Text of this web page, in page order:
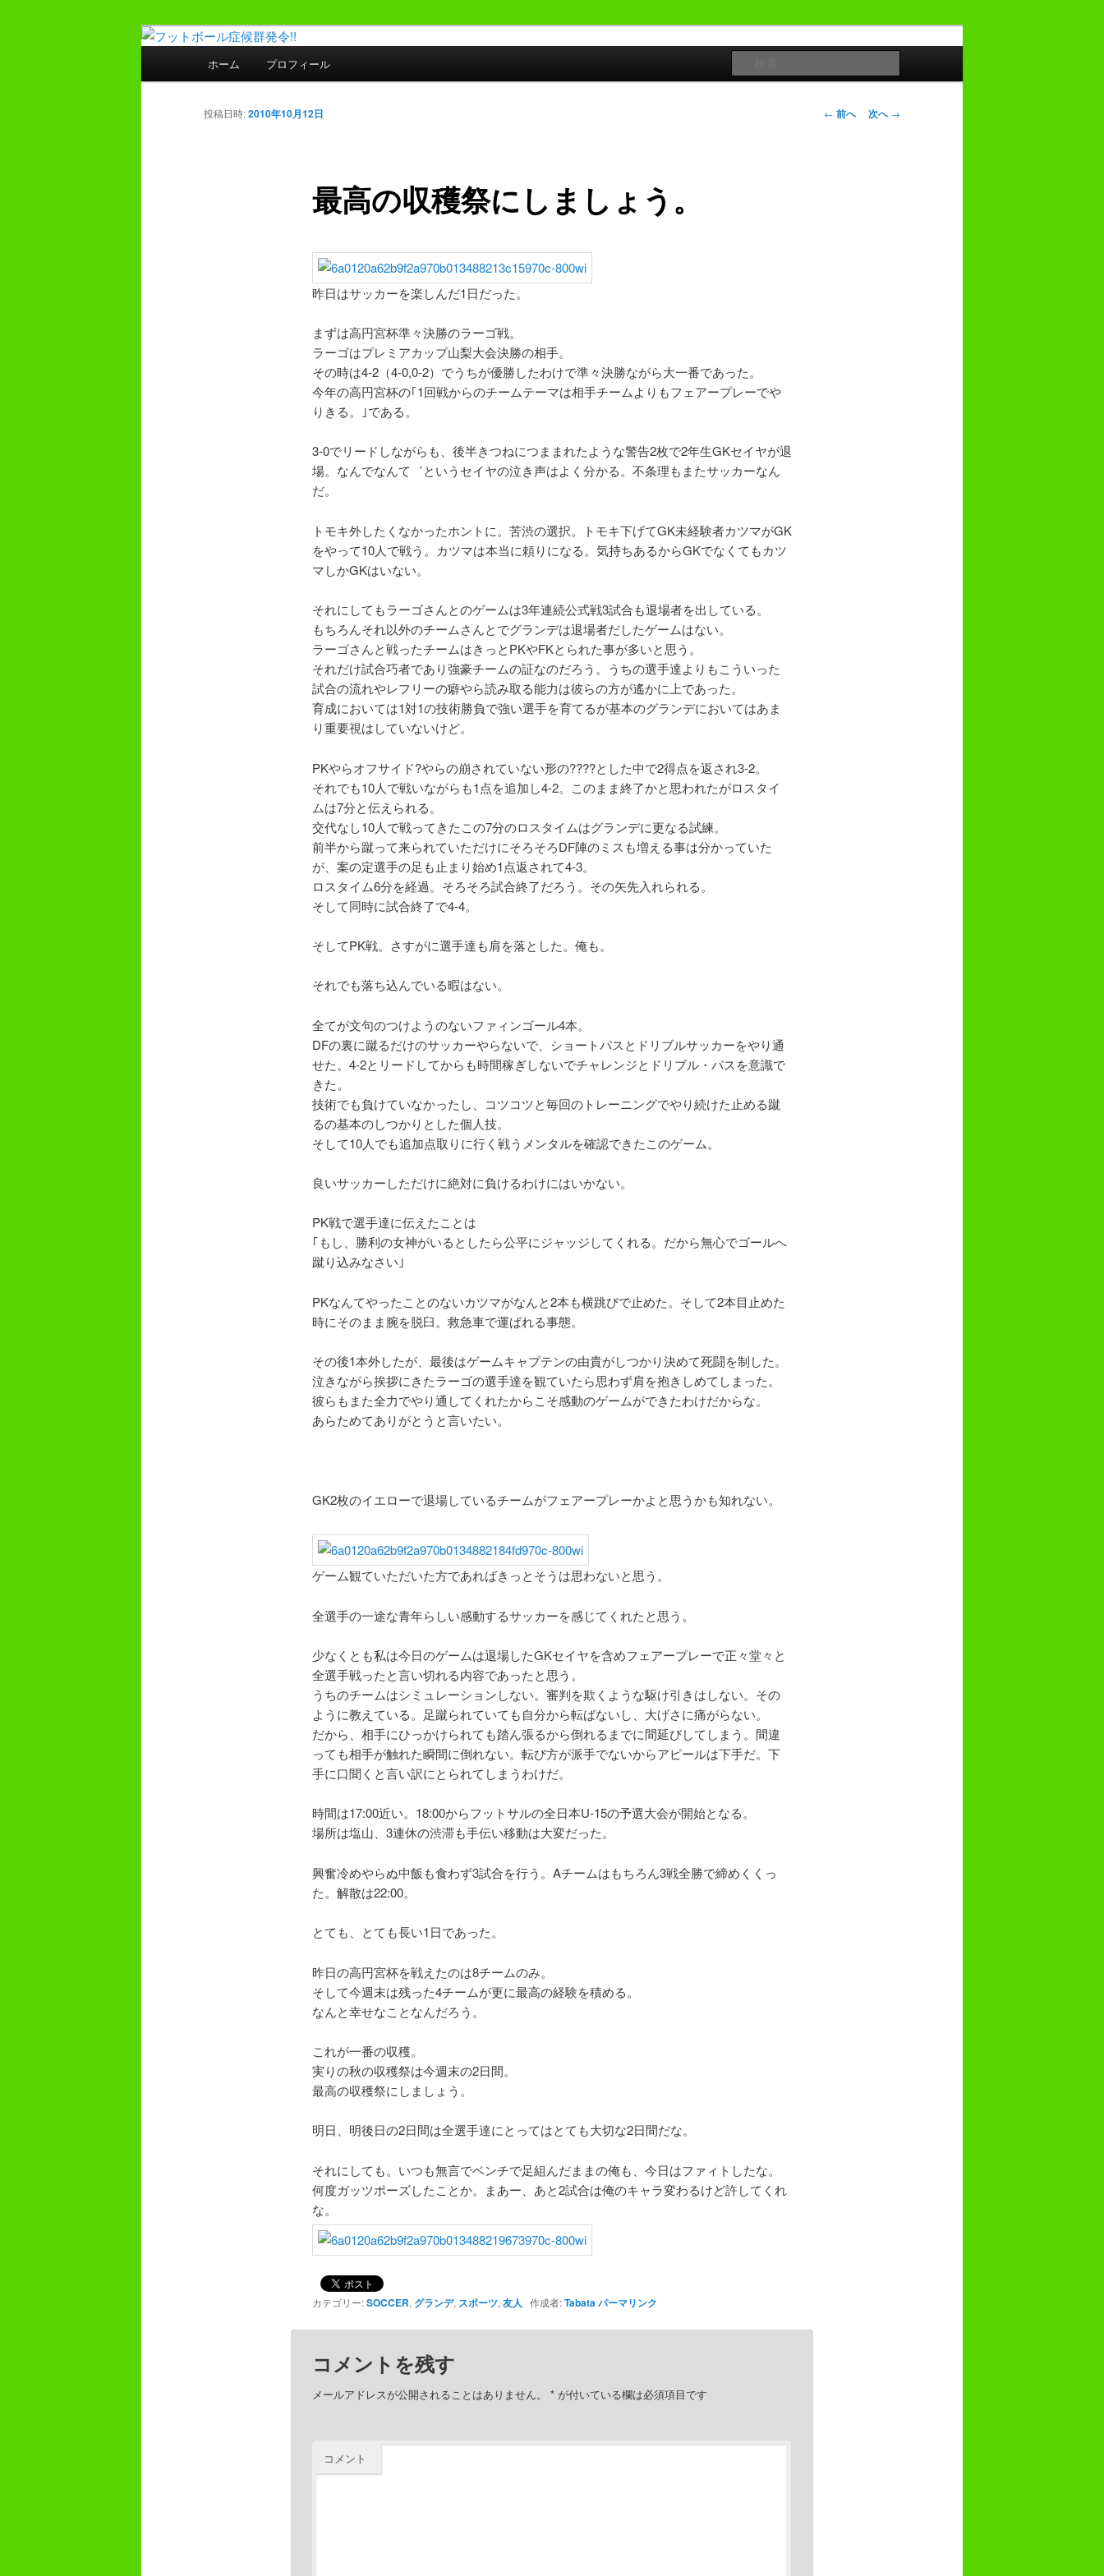
フットボール症候群発令!!
プレーヤー48年・監督30年のおやじが勝手にサッカーの事書いています。
索
ホーム プロフィール
投
← 前へ 次へ→
最高の収穫祭にしましょう。
投稿日時:2010年10月12日
昨日はサッカーを楽しんだ1日だった。
まずは高円宮杯準々決勝のラーゴ戦。
ラーゴはプレミアカップ山梨大会決勝の相手。
その時は4-2（4-0,0-2）でうちが優勝したわけで準々決勝ながら大一番であった。
今年の高円宮杯の｢1回戦からのチームテーマは相手チームよりもフェアープレーでや
りきる。｣である。
3-0でリードしながらも、後半きつねにつままれたような警告2枚で2年生GKセイヤが退
場。なんでなんて゛というセイヤの泣き声はよく分かる。不条理もまたサッカーなん
だ。
トモキ外したくなかったホントに。苦渋の選択。トモキ下げてGK未経験者カツマがGK
をやって10人で戦う。カツマは本当に頼りになる。気持ちあるからGKでなくてもカツ
マしかGKはいない。
それにしてもラーゴさんとのゲームは3年連続公式戦3試合も退場者を出している。
もちろんそれ以外のチームさんとでグランデは退場者だしたゲームはない。
ラーゴさんと戦ったチームはきっとPKやFKとられた事が多いと思う。
それだけ試合巧者であり強豪チームの証なのだろう。うちの選手達よりもこういった
試合の流れやレフリーの癖やら読み取る能力は彼らの方が遙かに上であった。
育成においては1対1の技術勝負で強い選手を育てるが基本のグランデにおいてはあま
り重要視はしていないけど。
PKやらオフサイド?やらの崩されていない形の????とした中で2得点を返され3-2。
それでも10人で戦いながらも1点を追加し4-2。このまま終了かと思われたがロスタイ
ムは7分と伝えられる。
交代なし10人で戦ってきたこの7分のロスタイムはグランデに更なる試練。
前半から蹴って来られていただけにそろそろDF陣のミスも増える事は分かっていた
が、案の定選手の足も止まり始め1点返されて4-3。
ロスタイム6分を経過。そろそろ試合終了だろう。その矢先入れられる。
そして同時に試合終了で4-4。
そしてPK戦。さすがに選手達も肩を落とした。俺も。
それでも落ち込んでいる暇はない。
全てが文句のつけようのないファィンゴール4本。
DFの裏に蹴るだけのサッカーやらないで、ショートパスとドリブルサッカーをやり通
せた。4-2とリードしてからも時間稼ぎしないでチャレンジとドリブル・パスを意識で
きた。
技術でも負けていなかったし、コツコツと毎回のトレーニングでやり続けた止める蹴
るの基本のしつかりとした個人技。
そして10人でも追加点取りに行く戦うメンタルを確認できたこのゲーム。
良いサッカーしただけに絶対に負けるわけにはいかない。
PK戦で選手達に伝えたことは
｢もし、勝利の女神がいるとしたら公平にジャッジしてくれる。だから無心でゴールへ
蹴り込みなさい｣
PKなんてやったことのないカツマがなんと2本も横跳びで止めた。そして2本目止めた
時にそのまま腕を脱臼。救急車で運ばれる事態。
その後1本外したが、最後はゲームキャプテンの由貴がしつかり決めて死闘を制した。
泣きながら挨拶にきたラーゴの選手達を観ていたら思わず肩を抱きしめてしまった。
彼らもまた全力でやり通してくれたからこそ感動のゲームができたわけだからな。
あらためてありがとうと言いたい。
GK2枚のイエローで退場しているチームがフェアープレーかよと思うかも知れない。
ゲーム観ていただいた方であればきっとそうは思わないと思う。
全選手の一途な青年らしい感動するサッカーを感じてくれたと思う。
少なくとも私は今日のゲームは退場したGKセイヤを含めフェアープレーで正々堂々と
全選手戦ったと言い切れる内容であったと思う。
うちのチームはシミュレーションしない。審判を欺くような駆け引きはしない。その
ように教えている。足蹴られていても自分から転ばないし、大げさに痛がらない。
だから、相手にひっかけられても踏ん張るから倒れるまでに間延びしてしまう。間違
っても相手が触れた瞬間に倒れない。転び方が派手でないからアピールは下手だ。下
手に口聞くと言い訳にとられてしまうわけだ。
時間は17:00近い。18:00からフットサルの全日本U-15の予選大会が開始となる。
場所は塩山、3連休の渋滞も手伝い移動は大変だった。
興奮冷めやらぬ中飯も食わず3試合を行う。Aチームはもちろん3戦全勝で締めくくっ
た。解散は22:00。
とても、とても長い1日であった。
昨日の高円宮杯を戦えたのは8チームのみ。
そして今週末は残った4チームが更に最高の経験を積める。
なんと幸せなことなんだろう。
これが一番の収穫。
実りの秋の収穫祭は今週末の2日間。
最高の収穫祭にしましょう。
明日、明後日の2日間は全選手達にとってはとても大切な2日間だな。
それにしても。いつも無言でベンチで足組んだままの俺も、今日はファィトしたな。
何度ガッツポーズしたことか。まあー、あと2試合は俺のキャラ変わるけど許してくれ
な。
カテゴリー:SOCCER, グランデ, スポーツ, 友人 作成者:Tabataパーマリンク
コメントを残す
メールアドレスが公開されることはありません。 *が付いている欄は必須項目です
コメント